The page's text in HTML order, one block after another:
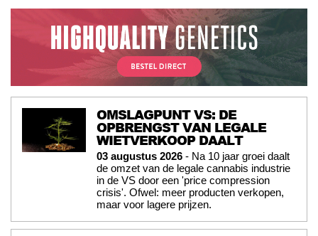
OMSLAGPUNT VS: DE
OPBRENGST VAN LEGALE
WIETVERKOOP DAALT
03 augustus 2026 - Na 10 jaar groei daalt
de omzet van de legale cannabis industrie
in de VS door een 'price compression
crisis'. Ofwel: meer producten verkopen,
maar voor lagere prijzen.